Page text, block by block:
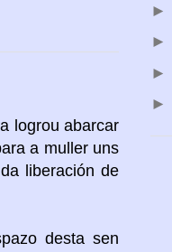
logrou abarcar
a muller uns
liberación de
desta sen
►
►
►
►